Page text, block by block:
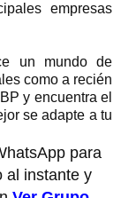
empresas
un mundo de
como a recién
y encuentra el
se adapte a tu
para
al instante y